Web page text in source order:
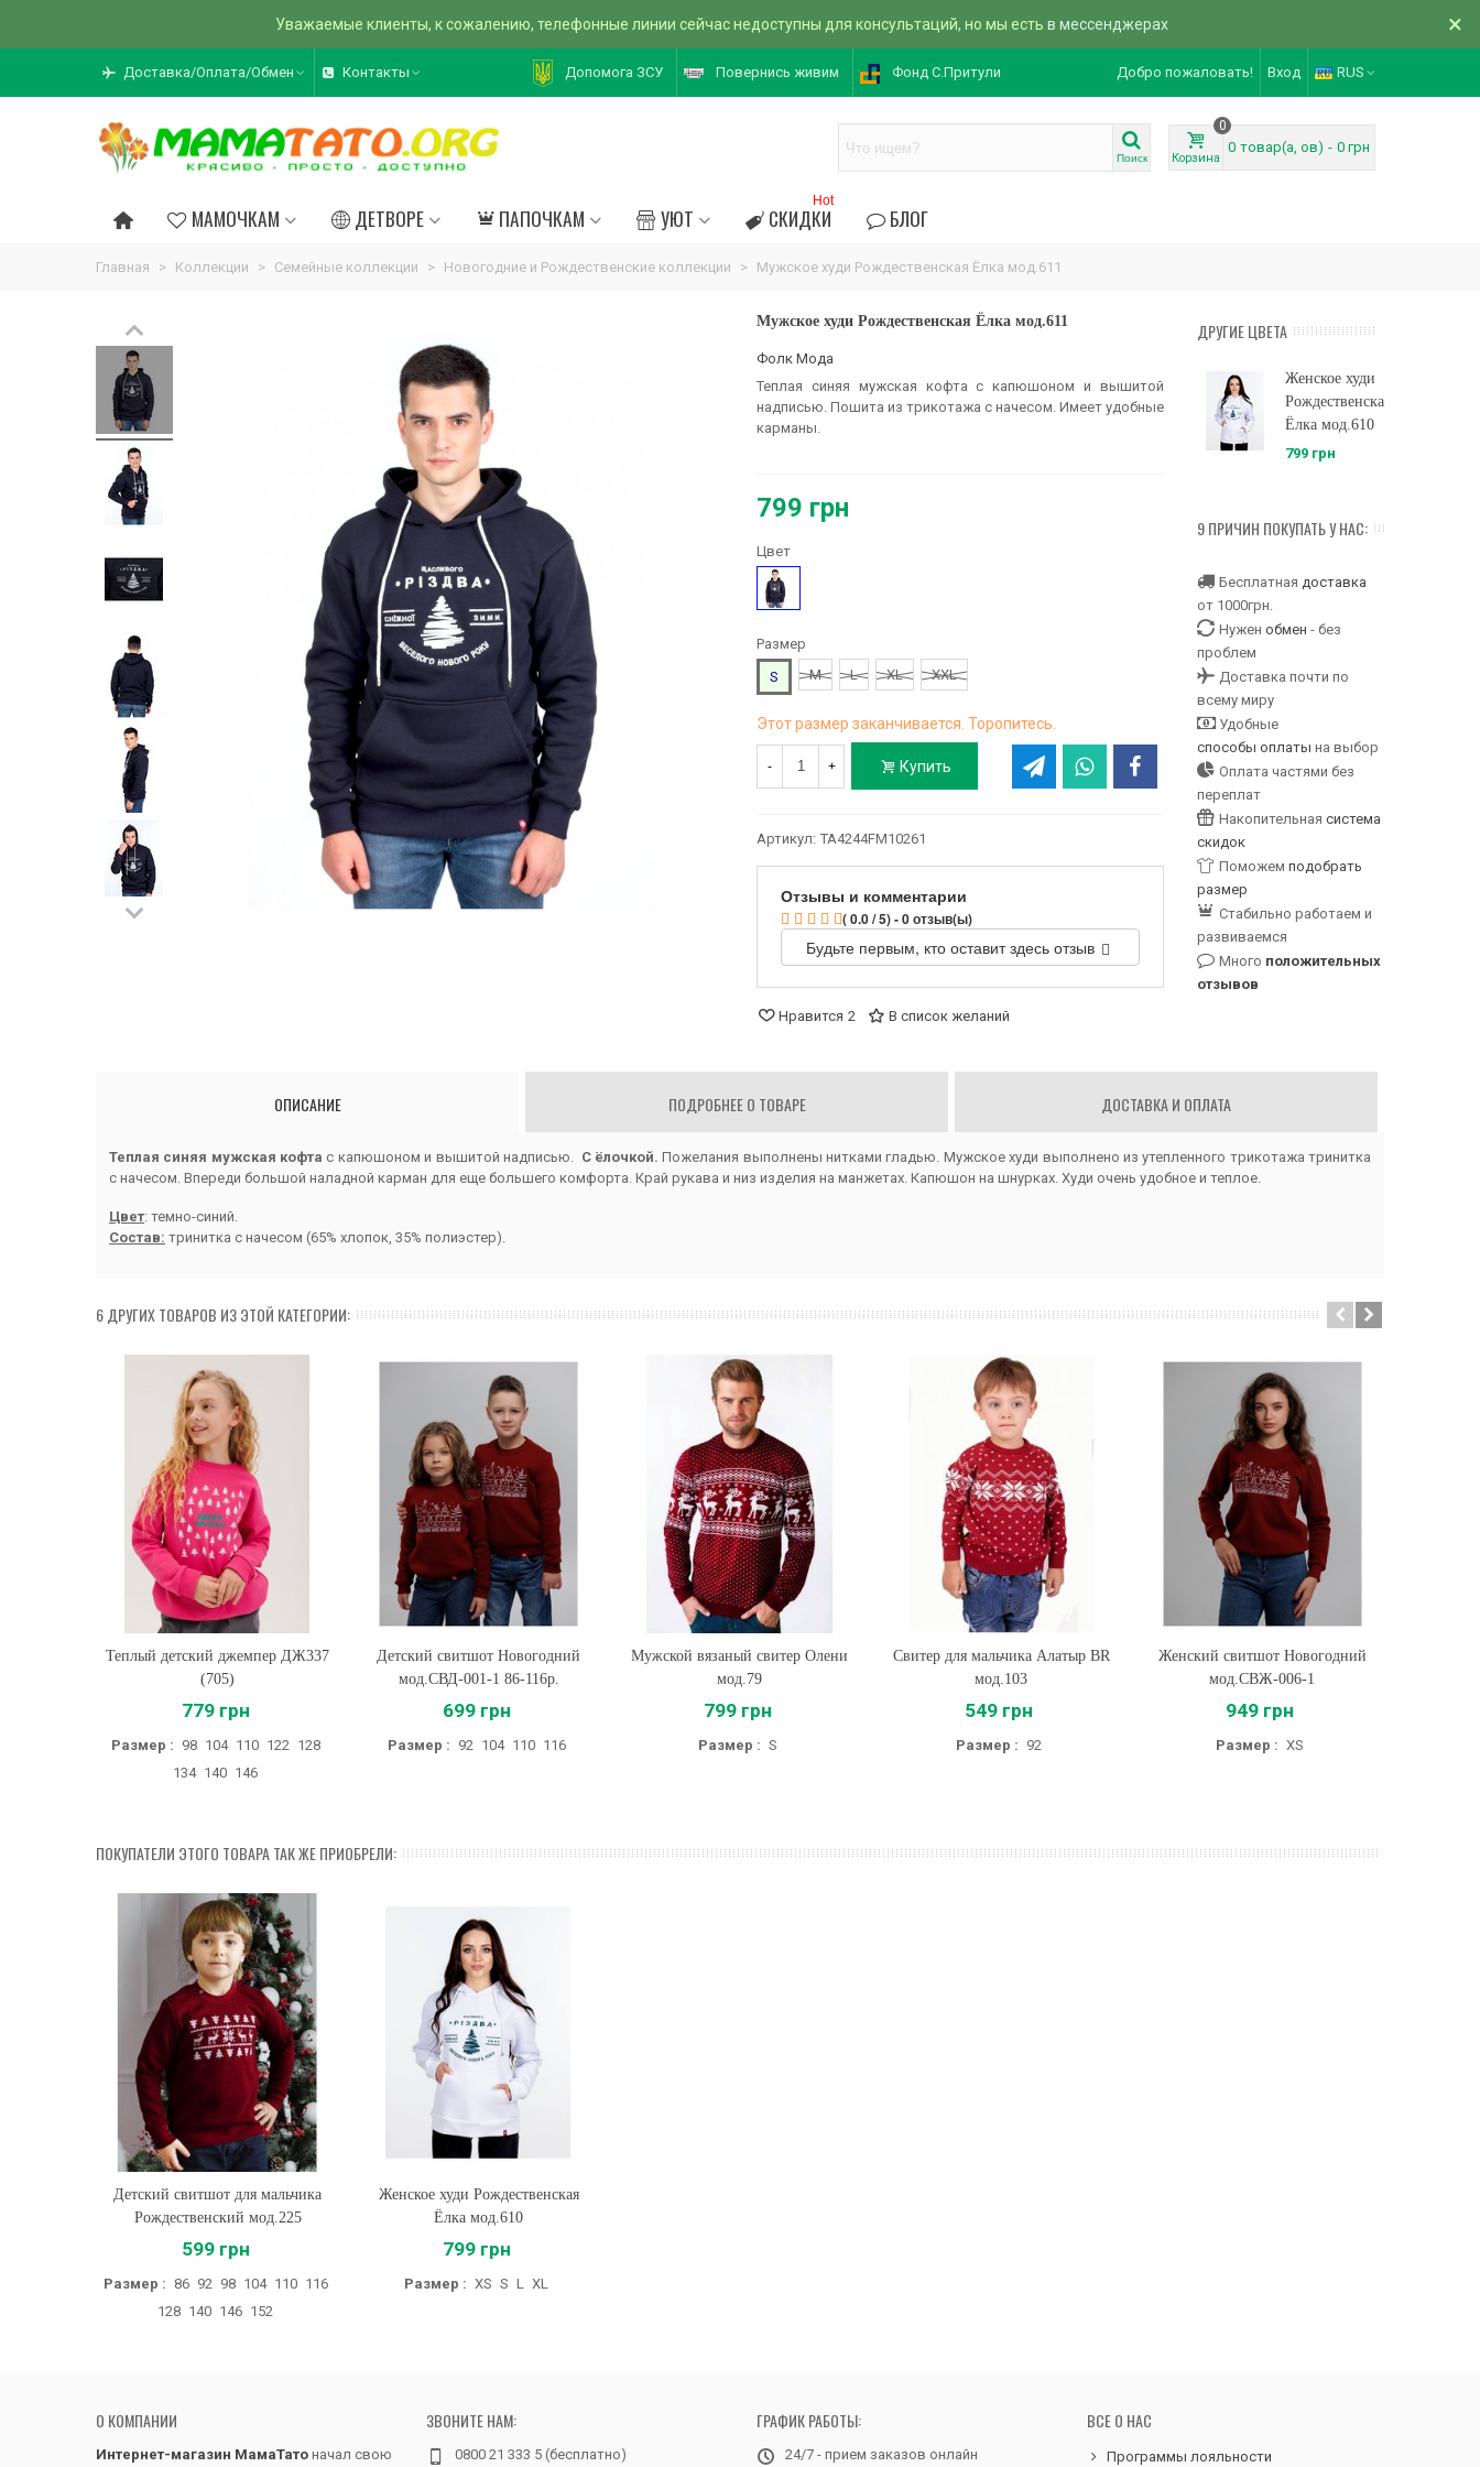
Уважаемые клиенты, к сожалению, телефонные линии сейчас недоступны для консультаций, но мы есть в мессенджерах ×
Доставка/Оплата/Обмен Контакты Допомога ЗСУ Повернись живим Фонд С.Притули Добро пожаловать! Вход RUS
Поиск Корзина
0
0 товар(а, ов) - 0 грн
МАМОЧКАМ ДЕТВОРЕ ПАПОЧКАМ УЮТ СКИДКИ
Hot
БЛОГ
Главная > Коллекции > Семейные коллекции > Новогодние и Рождественские коллекции > Мужское худи Рождественская Ёлка мод.611
Мужское худи Рождественская Ёлка мод.611
Фолк Мода
Теплая синяя мужская кофта с капюшоном и вышитой
надписью. Пошита из трикотажа с начесом. Имеет удобные
карманы.
799 грн
Цвет
Синий
Размер
S
M L XL XXL
Этот размер заканчивается. Торопитесь.
- + Купить
Артикул: TA4244FM10261
Отзывы и комментарии
( 0.0 / 5) - 0 отзыв(ы)
Будьте первым, кто оставит здесь отзыв
Нравится 2 В список желаний
ДРУГИЕ ЦВЕТА
Женское худи
Рождественская
Ёлка мод.610
799 грн
9 ПРИЧИН ПОКУПАТЬ У НАС:
Бесплатная доставка
от 1000грн.
Нужен обмен - без
проблем
Доставка почти по
всему миру
Удобные
способы оплаты на выбор
Оплата частями без
переплат
Накопительная система
скидок
Поможем подобрать
размер
Стабильно работаем и
развиваемся
Много положительных
отзывов
ОПИСАНИЕ ПОДРОБНЕЕ О ТОВАРЕ ДОСТАВКА И ОПЛАТА
Теплая синяя мужская кофта с капюшоном и вышитой надписью. С ёлочкой. Пожелания выполнены нитками гладью. Мужское худи выполнено из утепленного трикотажа тринитка
с начесом. Впереди большой наладной карман для еще большего комфорта. Край рукава и низ изделия на манжетах. Капюшон на шнурках. Худи очень удобное и теплое.
Цвет: темно-синий.
Состав: тринитка с начесом (65% хлопок, 35% полиэстер).
6 ДРУГИХ ТОВАРОВ ИЗ ЭТОЙ КАТЕГОРИИ:
Купить
Теплый детский джемпер ДЖ337
(705)
779 грн
Размер : 98 104 110 122 128
134 140 146
Купить
Детский свитшот Новогодний
мод.СВД-001-1 86-116р.
699 грн
Размер : 92 104 110 116
Купить
Мужской вязаный свитер Олени
мод.79
799 грн
Размер : S
Купить
Свитер для мальчика Алатыр BR
мод.103
549 грн
Размер : 92
Купить
Женский свитшот Новогодний
мод.СВЖ-006-1
949 грн
Размер : XS
ПОКУПАТЕЛИ ЭТОГО ТОВАРА ТАК ЖЕ ПРИОБРЕЛИ:
Купить
Детский свитшот для мальчика
Рождественский мод.225
599 грн
Размер : 86 92 98 104 110 116
128 140 146 152
Купить
Женское худи Рождественская
Ёлка мод.610
799 грн
Размер : XS S L XL
О КОМПАНИИ
Интернет-магазин МамаТато начал свою
ЗВОНИТЕ НАМ:
0800 21 333 5 (бесплатно)
ГРАФИК РАБОТЫ:
24/7 - прием заказов онлайн
ВСЕ О НАС
Программы лояльности